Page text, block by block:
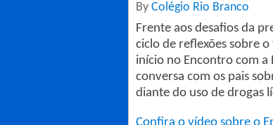
By Colégio Rio Branco
Frente aos desafios da
ciclo de reflexões sobre
início no Encontro com a
conversa com os pais
diante do uso de drogas
Confira o vídeo sobre o